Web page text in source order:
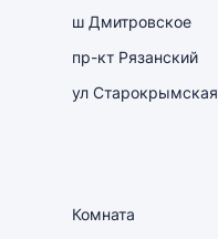
ш Дмитровское
пр-кт Рязанский
ул Старокрымская
Комната